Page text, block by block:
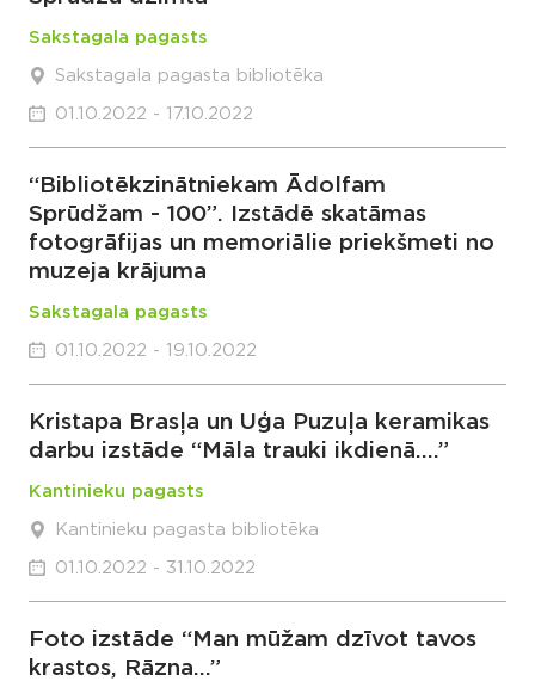
Sakstagala pagasts
Sakstagala pagasta bibliotēka
01.10.2022 - 17.10.2022
“Bibliotēkzinātniekam Ādolfam
Sprūdžam - 100”. Izstādē skatāmas
fotogrāfijas un memoriālie priekšmeti no
muzeja krājuma
Sakstagala pagasts
01.10.2022 - 19.10.2022
Kristapa Brasļa un Uģa Puzuļa keramikas
darbu izstāde “Māla trauki ikdienā….”
Kantinieku pagasts
Kantinieku pagasta bibliotēka
01.10.2022 - 31.10.2022
Foto izstāde “Man mūžam dzīvot tavos
krastos, Rāzna…”